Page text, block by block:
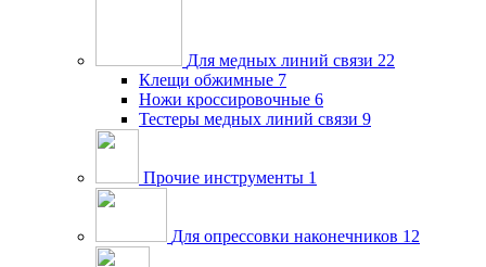
Для медных линий связи 22
Клещи обжимные 7
Ножи кроссировочные 6
Тестеры медных линий связи 9
Прочие инструменты 1
Для опрессовки наконечников 12